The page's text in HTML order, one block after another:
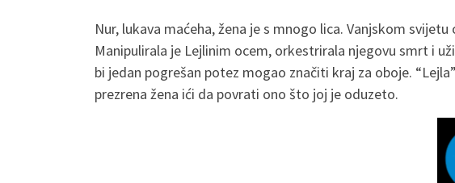
Nur, lukava maćeha, žena je s mnogo lica. Vanjskom
Manipulirala je Lejlinim ocem, orkestrirala njegovu smrt i
bi jedan pogrešan potez mogao značiti kraj za oboje.
prezrena žena ići da povrati ono što joj je oduzeto.